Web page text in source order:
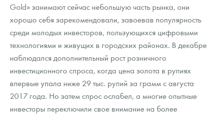
Gold» занимают сейчас небольшую часть рынка, они
хорошо себя зарекомендовали, завоевав популярность
среди молодых инвесторов, пользующихся цифровыми
технологиями и живущих в городских районах. В декабре
наблюдался дополнительный рост розничного
инвестиционного спроса, когда цена золота в рупиях
впервые упала ниже 29 тыс. рупий за грамм с августа
2017 года. Но затем спрос ослабел, а многие опытные
инвесторы переключили свое внимание на более